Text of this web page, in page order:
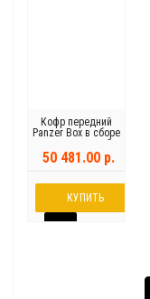
Кофр передний
Panzer Box в сборе
с акустической
системой
50 481.00 р.
КУПИТЬ